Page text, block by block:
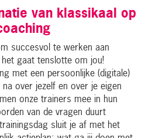
van klassikaal op
succesvol te werken aan
gaat tenslotte om jou!
met een persoonlijke (digitale)
over jezelf en over je eigen
onze trainers mee in hun
van de vragen duurt
sluit je af met het